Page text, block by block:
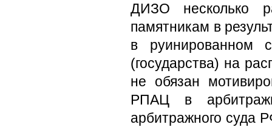
ДИЗО несколько
памятникам в
в руинированном
(государства) на
не обязан
РПАЦ в
арбитражного суда